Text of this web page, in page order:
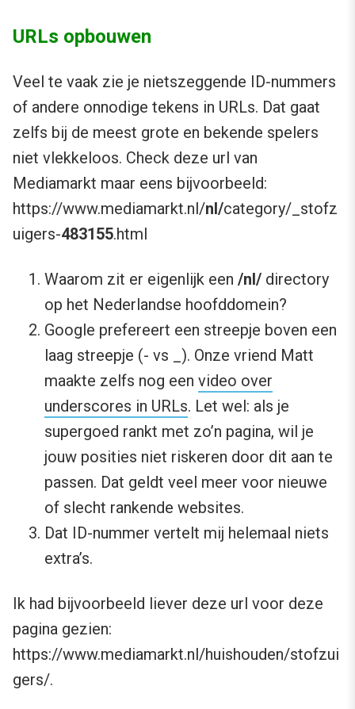
URLs opbouwen
Veel te vaak zie je nietszeggende ID-nummers
of andere onnodige tekens in URLs. Dat gaat
zelfs bij de meest grote en bekende spelers
niet vlekkeloos. Check deze url van
Mediamarkt maar eens bijvoorbeeld:
https://www.mediamarkt.nl/nl/category/_stofz
uigers-483155.html
Waarom zit er eigenlijk een /nl/ directory
op het Nederlandse hoofddomein?
Google prefereert een streepje boven een
laag streepje (- vs _). Onze vriend Matt
maakte zelfs nog een video over
underscores in URLs. Let wel: als je
supergoed rankt met zo’n pagina, wil je
jouw posities niet riskeren door dit aan te
passen. Dat geldt veel meer voor nieuwe
of slecht rankende websites.
Dat ID-nummer vertelt mij helemaal niets
extra’s.
Ik had bijvoorbeeld liever deze url voor deze
pagina gezien:
https://www.mediamarkt.nl/huishouden/stofzui
gers/.